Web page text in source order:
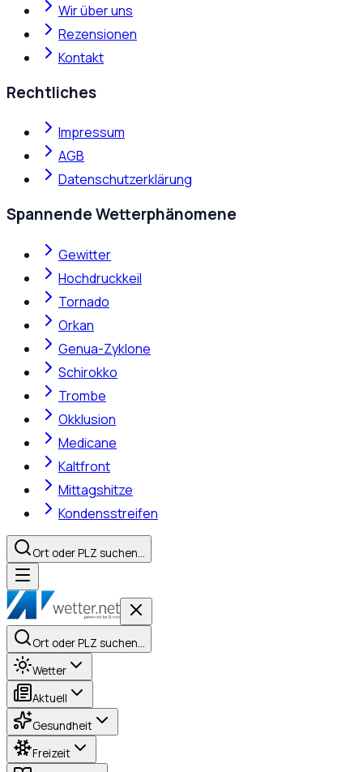
Wir über uns
Rezensionen
Kontakt
Rechtliches
Impressum
AGB
Datenschutzerklärung
Spannende Wetterphänomene
Gewitter
Hochdruckkeil
Tornado
Orkan
Genua-Zyklone
Schirokko
Trombe
Okklusion
Medicane
Kaltfront
Mittagshitze
Kondensstreifen
Ort oder PLZ suchen…
Ort oder PLZ suchen…
Wetter
Aktuell
Gesundheit
Freizeit